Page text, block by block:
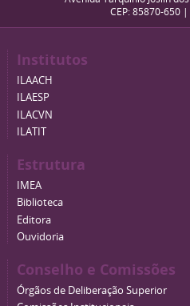
CEP: 85870-650
Institutos
ILAACH
ILAESP
ILACVN
ILATIT
Estrutura
IMEA
Biblioteca
Editora
Ouvidoria
Conselho e Comissões
Órgãos de Deliberação Superior